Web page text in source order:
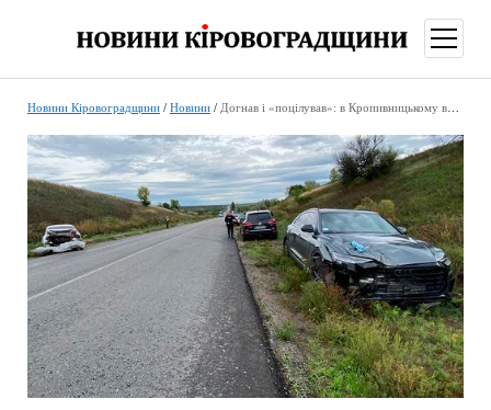
меню
Новини Кіровоградщини/ Новини/ Догнав і «поцілував»: в Кропивницькому водій спричинив ДТП